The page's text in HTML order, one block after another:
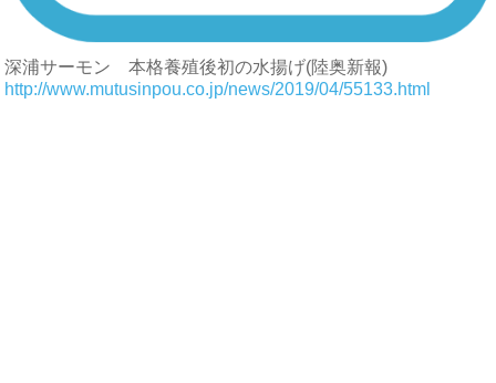
深浦サーモン 本格養殖後初の水揚げ(陸奥新報)
http://www.mutusinpou.co.jp/news/2019/04/55133.html